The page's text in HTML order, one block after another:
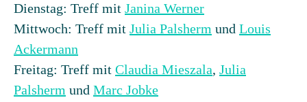
Dienstag: Treff mit Janina Werner
Mittwoch: Treff mit Julia Palsherm und Louis
Ackermann
Freitag: Treff mit Claudia Mieszala, Julia
Palsherm und Marc Jobke